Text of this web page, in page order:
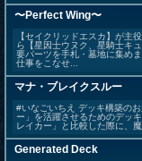
〜Perfect Wing〜
【セイクリッドエスカ】が主
ら【星因士ウヌク、星騎士キ
要パーツを手札・墓地に集め
仕事をこなせ...
マナ・ブレイクスルー
#いなごいちえ デッキ構築の
ー」を活躍させるためのデッ
レイカー」と比較した際に、
Generated Deck